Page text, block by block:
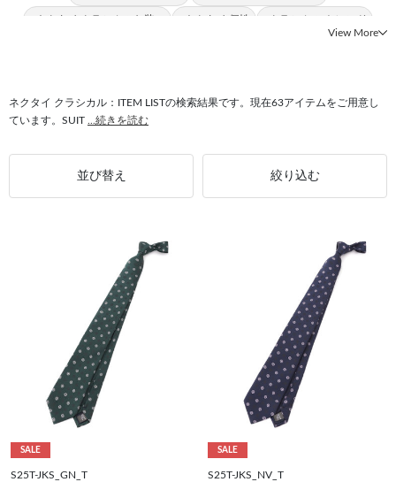
#ネクタイ クラシカルな装い #ネクタイ 個性 #クラシカル トレンド
#クラシカル BLACK LINE #ドット クラシカル #クラシカル SPAシステム
#クラシカル 最短発送
View More
ネクタイ クラシカル：ITEM LISTの検索結果です。現在63アイテムをご用意し
ています。SUIT
...続きを読む
並び替え 絞り込む
SALE
S25T-JKS_GN_T
SALE
S25T-JKS_NV_T